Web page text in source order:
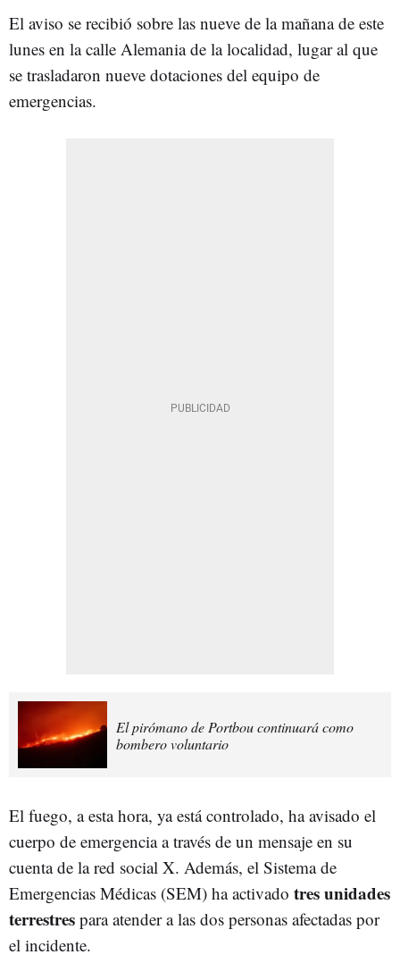
El aviso se recibió sobre las nueve de la mañana de este
lunes en la calle Alemania de la localidad, lugar al que
se trasladaron nueve dotaciones del equipo de
emergencias.
El pirómano de Portbou continuará como
bombero voluntario
El fuego, a esta hora, ya está controlado, ha avisado el
cuerpo de emergencia a través de un mensaje en su
cuenta de la red social X. Además, el Sistema de
Emergencias Médicas (SEM) ha activado tres unidades
terrestres para atender a las dos personas afectadas por
el incidente.